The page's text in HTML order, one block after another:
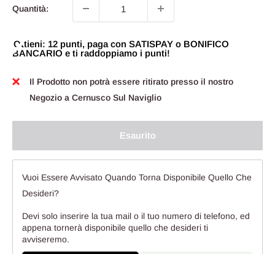
Quantità:
Ottieni: 12 punti, paga con SATISPAY o BONIFICO
BANCARIO e ti raddoppiamo i punti!
Il Prodotto non potrà essere ritirato presso il nostro
Negozio a Cernusco Sul Naviglio
Esaurito
Vuoi Essere Avvisato Quando Torna Disponibile Quello Che
Desideri?
Devi solo inserire la tua mail o il tuo numero di telefono, ed
appena tornerà disponibile quello che desideri ti
avviseremo.